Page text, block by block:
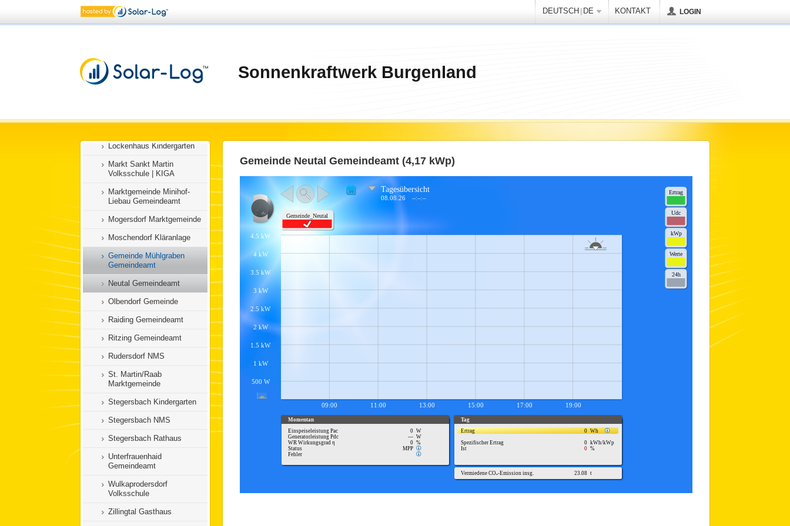
DEUTSCH DE KONTAKT LOGIN
Sonnenkraftwerk Burgenland
Hornstein Blaulichtzentrum
Jabing Gemeindeamt
Königsdorf Gemeindeamt
Nebengebäude
Lockenhaus Kindergarten
Markt Sankt Martin
Volksschule | KIGA
Marktgemeinde Minihof-
Liebau Gemeindeamt
Mogersdorf Marktgemeinde
Moschendorf Kläranlage
Gemeinde Mühlgraben
Gemeindeamt
Neutal Gemeindeamt
Olbendorf Gemeinde
Raiding Gemeindeamt
Ritzing Gemeindeamt
Rudersdorf NMS
St. Martin/Raab
Marktgemeinde
Stegersbach Kindergarten
Stegersbach NMS
Stegersbach Rathaus
Unterfrauenhaid
Gemeindeamt
Wulkaprodersdorf
Volksschule
Zillingtal Gasthaus
Gemeinde Neutal Gemeindeamt (4,17 kWp)